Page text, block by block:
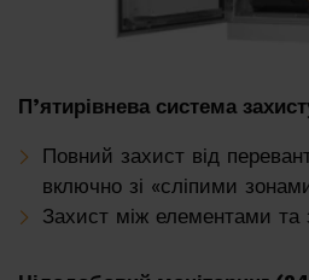
П’ятирівнева система
Повний захист від
включно зі «сліпими
Захист між елементами та